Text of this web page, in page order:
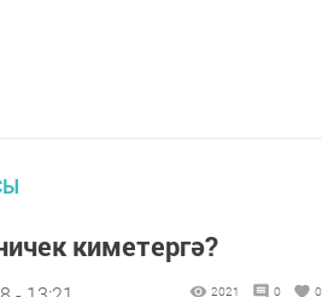
киметергә?
2021 0 0